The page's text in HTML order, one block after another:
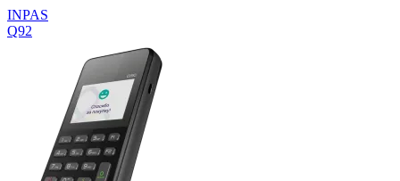
INPAS
Q92